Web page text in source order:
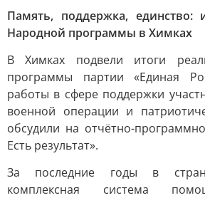
Память, поддержка, единство:
Народной программы в Химках
В Химках подвели итоги
программы партии «Единая
работы в сфере поддержки
военной операции и
обсудили на отчётно-
Есть результат».
За последние годы в
комплексная система